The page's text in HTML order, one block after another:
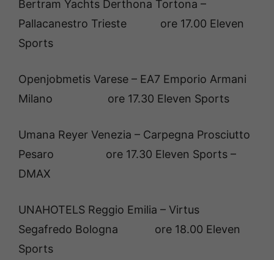
Bertram Yachts Derthona Tortona –
Pallacanestro Trieste ore 17.00 Eleven
Sports
Openjobmetis Varese – EA7 Emporio Armani
Milano ore 17.30 Eleven Sports
Umana Reyer Venezia – Carpegna Prosciutto
Pesaro ore 17.30 Eleven Sports –
DMAX
UNAHOTELS Reggio Emilia – Virtus
Segafredo Bologna ore 18.00 Eleven
Sports